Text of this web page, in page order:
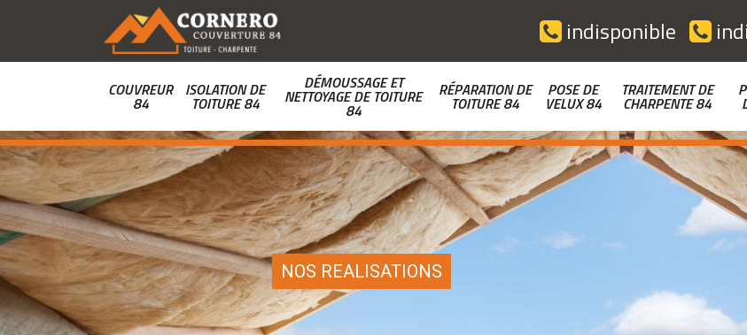
indisponible
COUVREUR
84
ISOLATION DE
TOITURE 84
DÉMOUSSAGE ET
NETTOYAGE DE TOITURE
84
RÉPARATION DE
TOITURE 84
POSE DE
VELUX 84
TRAITEMENT DE
CHARPENTE 84
NOS REALISATIONS